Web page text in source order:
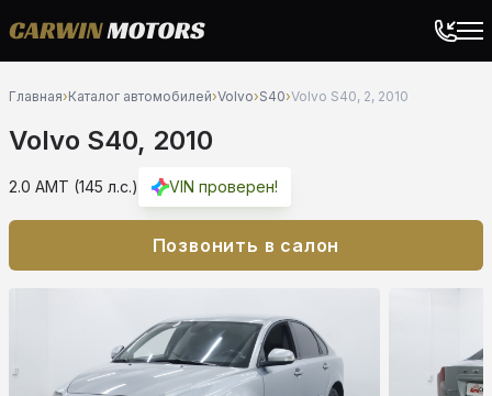
Главная›Каталог автомобилей›Volvo›S40›Volvo S40, 2, 2010
Volvo S40, 2010
2.0 AMT (145 л.с.) VIN проверен!
Позвонить в салон